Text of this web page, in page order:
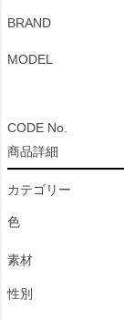
BRAND
MODEL
CODE No.
商品詳細
カテゴリー
色
素材
性別